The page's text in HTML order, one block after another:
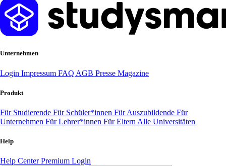
Unternehmen
Login Impressum FAQ AGB Presse Magazine
Produkt
Für Studierende Für Schüler*innen Für Auszubildende Für
Unternehmen Für Lehrer*innen Für Eltern Alle Universitäten
Help
Help CenterPremium Login